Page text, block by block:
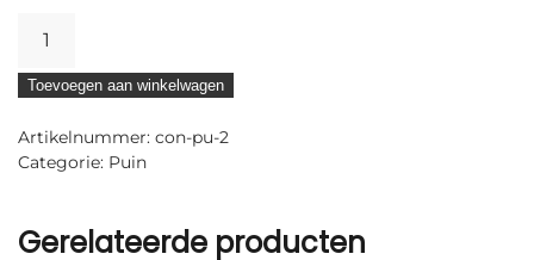
Puincontainer
aantal
Toevoegen aan winkelwagen
Artikelnummer: con-pu-2
Categorie: Puin
Gerelateerde producten